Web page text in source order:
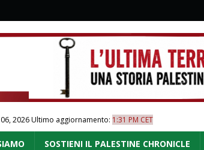
2026Ultimo aggiornamento: 1:31 PM CET
SOSTIENI IL PALESTINE CHRONICLE